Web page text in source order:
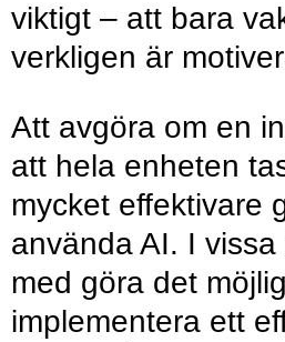
viktigt – att bara
verkligen är
Att avgöra om en
att hela enheten
mycket effektivare
använda AI. I
med göra det
implementera ett